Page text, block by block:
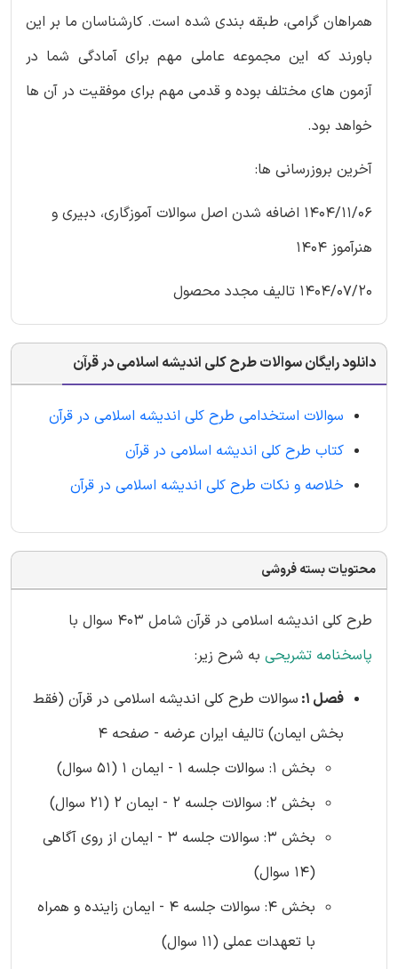
همراهان گرامی، طبقه بندی شده است. کارشناسان ما بر این
باورند که این مجموعه عاملی مهم برای آمادگی شما در
آزمون های مختلف بوده و قدمی مهم برای موفقیت در آن ها
خواهد بود.
آخرین بروزرسانی ها:
1404/11/06 اضافه شدن اصل سوالات آموزگاری، دبیری و
هنرآموز 1404
1404/07/20 تالیف مجدد محصول
دانلود رایگان سوالات طرح کلی اندیشه اسلامی در قرآن
سوالات استخدامی طرح کلی اندیشه اسلامی در قرآن
کتاب طرح کلی اندیشه اسلامی در قرآن
خلاصه و نکات طرح کلی اندیشه اسلامی در قرآن
محتویات بسته فروشی
طرح کلی اندیشه اسلامی در قرآن شامل 403 سوال با
پاسخنامه تشریحی به شرح زیر:
فصل 1:
سوالات طرح کلی اندیشه اسلامی در قرآن (فقط
بخش ایمان) تالیف ایران عرضه - صفحه 4
بخش 1: سوالات جلسه 1 - ایمان 1 (51 سوال)
بخش 2: سوالات جلسه 2 - ایمان 2 (21 سوال)
بخش 3: سوالات جلسه 3 - ایمان از روی آگاهی
(14 سوال)
بخش 4: سوالات جلسه 4 - ایمان زاینده و همراه
با تعهدات عملی (11 سوال)